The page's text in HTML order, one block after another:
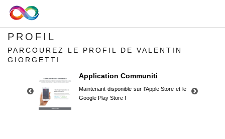
PROFIL
PARCOUREZ LE PROFIL DE VALENTIN
GIORGETTI
Application Communiti
Maintenant disponible sur l'Apple Store et le
Google Play Store !